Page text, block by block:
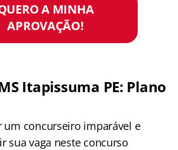
A MINHA
APROVAÇÃO!
Itapissuma PE: Plano
um concurseiro imparável e
sua vaga neste concurso